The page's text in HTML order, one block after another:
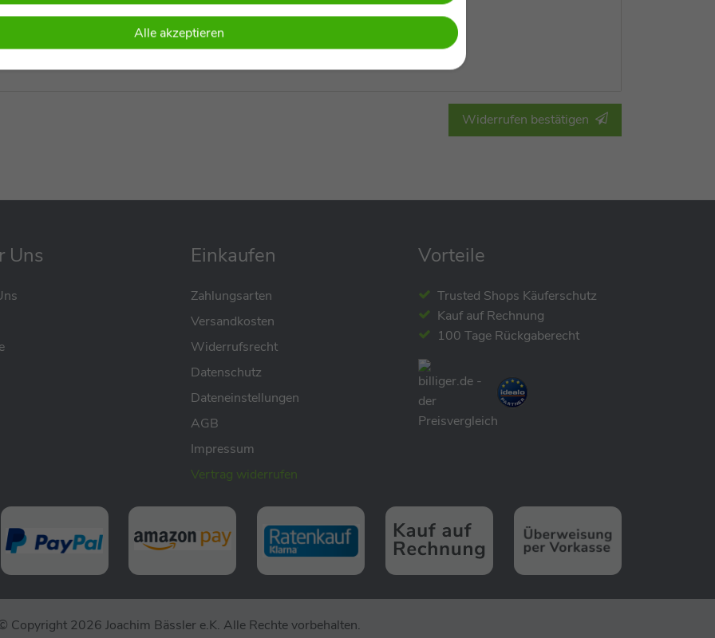
Widerrufen bestätigen
Uns Einkaufen
Zahlungsarten
Versandkosten
Widerrufsrecht
Datenschutz
Dateneinstellungen
AGB
Impressum
Vertrag widerrufen
Vorteile
Trusted Shops Käuferschutz
Kauf auf Rechnung
100 Tage Rückgaberecht
Copyright 2026 Joachim Bässler e.K. Alle Rechte vorbehalten.
Alle akzeptieren